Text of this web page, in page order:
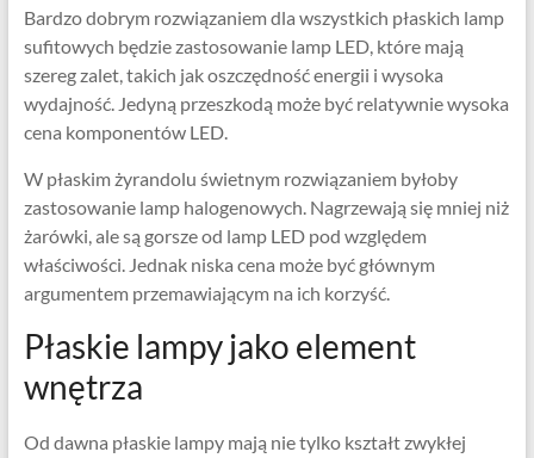
Bardzo dobrym rozwiązaniem dla wszystkich płaskich lamp
sufitowych będzie zastosowanie lamp LED, które mają
szereg zalet, takich jak oszczędność energii i wysoka
wydajność. Jedyną przeszkodą może być relatywnie wysoka
cena komponentów LED.
W płaskim żyrandolu świetnym rozwiązaniem byłoby
zastosowanie lamp halogenowych. Nagrzewają się mniej niż
żarówki, ale są gorsze od lamp LED pod względem
właściwości. Jednak niska cena może być głównym
argumentem przemawiającym na ich korzyść.
Płaskie lampy jako element
wnętrza
Od dawna płaskie lampy mają nie tylko kształt zwykłej